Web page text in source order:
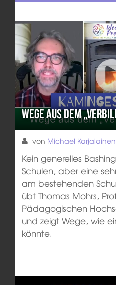
Wege aus dem
von Michael
Kein generelles
Schulen, aber eine
am bestehenden
übt Thomas Mohrs,
Pädagogischen
und zeigt Wege, wie
könnte.